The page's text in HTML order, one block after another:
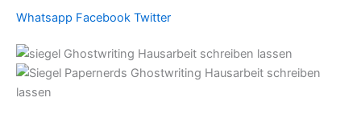
Whatsapp Facebook Twitter